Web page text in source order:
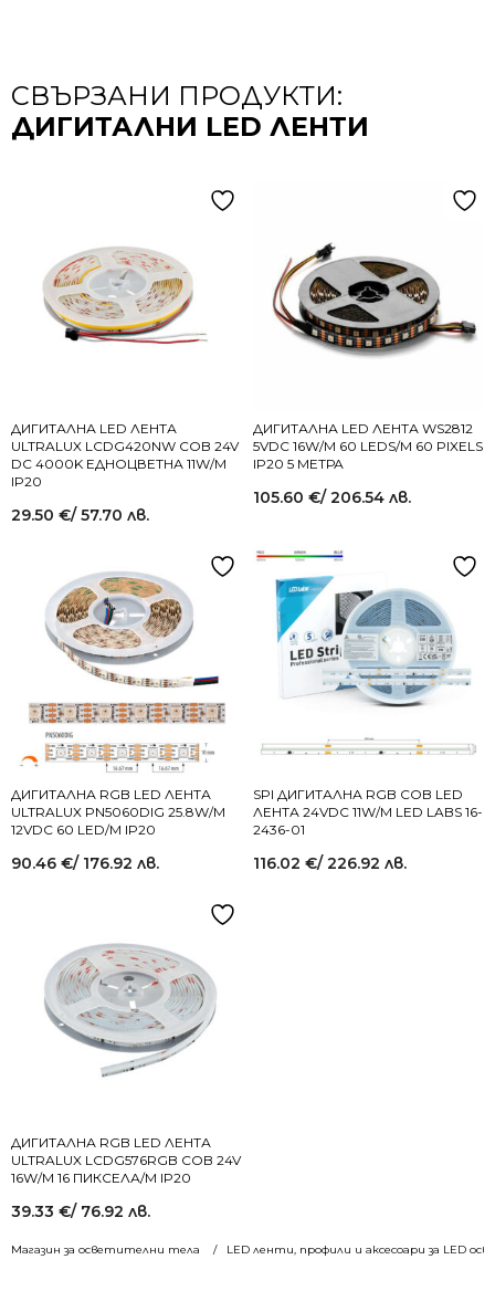
Магазин за осветителни тела LED ленти, профили и аксесоари за LED
СВЪРЗАНИ ПРОДУКТИ:
ДИГИТАЛНИ LED ЛЕНТИ
ДИГИТАЛНА LED ЛЕНТА
ULTRALUX LCDG420NW COB 24V
DC 4000K ЕДНОЦВЕТНА 11W/M
IP20
29.50 €/ 57.70 лв.
ДИГИТАЛНА LED ЛЕНТА WS2812
5VDC 16W/M 60 LEDS/M 60 PIXELS
IP20 5 МЕТРА
105.60 €/ 206.54 лв.
ДИГИТАЛНА RGB LED ЛЕНТА
ULTRALUX PN5060DIG 25.8W/M
12VDC 60 LED/M IP20
90.46 €/ 176.92 лв.
SPI ДИГИТАЛНА RGB COB LED
ЛЕНТА 24VDC 11W/M LED LABS 16-
2436-01
116.02 €/ 226.92 лв.
ДИГИТАЛНА RGB LED ЛЕНТА
ULTRALUX LCDG576RGB COB 24V
16W/M 16 ПИКСЕЛА/M IP20
39.33 €/ 76.92 лв.